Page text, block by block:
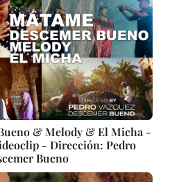
& Melody & El Micha -
- Dirección: Pedro
Bueno